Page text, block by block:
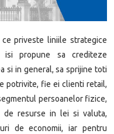
priveste liniile strategice
isi propune sa crediteze
si in general, sa sprijine toti
potrivite, fie ei clienti retail,
persoanelor fizice,
de resurse in lei si valuta,
de economii, iar pentru